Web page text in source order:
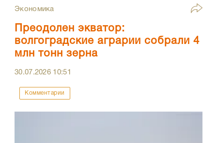
Экономика
Преодолен экватор:
волгоградские аграрии собрали 4
млн тонн зерна
30.07.2026 10:51
Комментарии